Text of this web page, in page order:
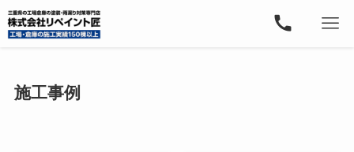
施工事例